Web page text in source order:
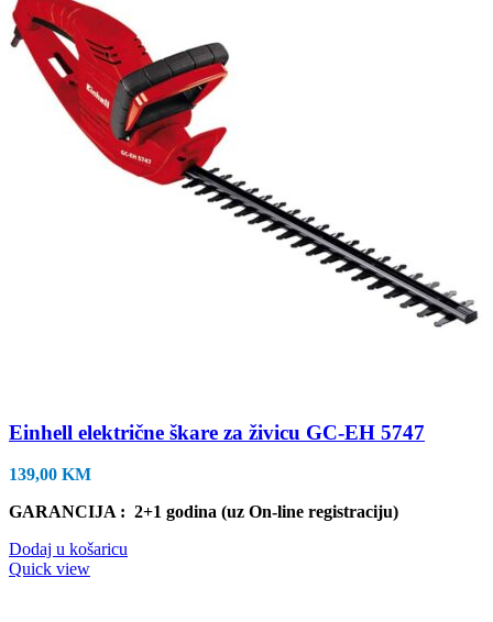
Einhell električne škare za živicu GC-EH 5747
139,00 KM
GARANCIJA : 2+1 godina (uz On-line registraciju)
Dodaj u košaricu
Quick view